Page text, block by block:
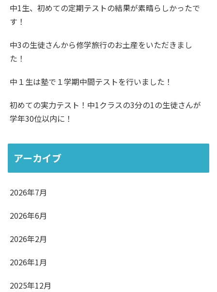
中1生、初めての定期テストの結果が素晴らしかったで
す！
中3の生徒さんから修学旅行のお土産をいただきまし
た！
中１生は塾で１学期中間テストを行いました！
初めての実力テスト！中1クラスの3分の1の生徒さんが
学年30位以内に！
アーカイブ
2026年7月
2026年6月
2026年2月
2026年1月
2025年12月